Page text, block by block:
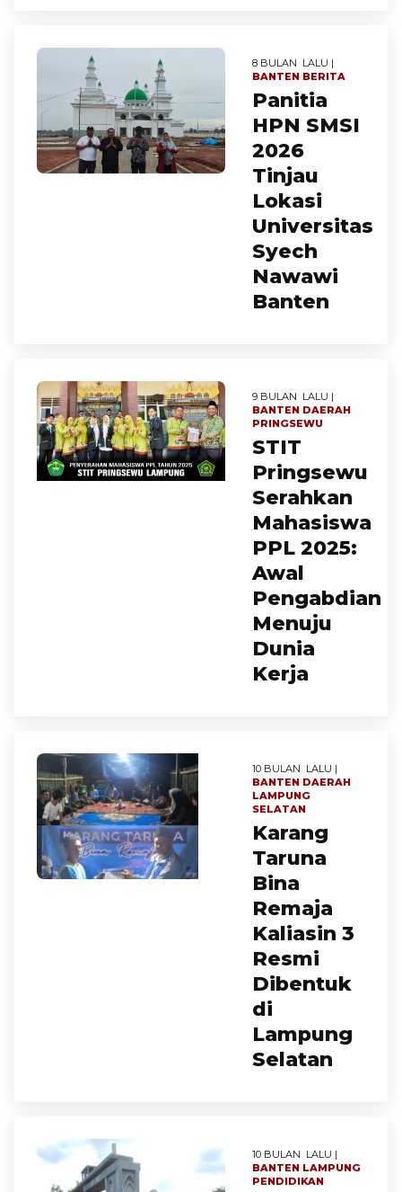
8 BULAN LALU |
BANTEN BERITA
Panitia
HPN SMSI
2026
Tinjau
Lokasi
Universitas
Syech
Nawawi
Banten
9 BULAN LALU |
BANTEN DAERAH
PRINGSEWU
STIT
Pringsewu
Serahkan
Mahasiswa
PPL 2025:
Awal
Pengabdian
Menuju
Dunia
Kerja
10 BULAN LALU |
BANTEN DAERAH
LAMPUNG
SELATAN
Karang
Taruna
Bina
Remaja
Kaliasin 3
Resmi
Dibentuk
di
Lampung
Selatan
10 BULAN LALU |
BANTEN LAMPUNG
PENDIDIKAN